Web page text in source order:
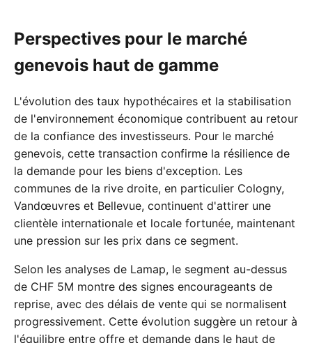
Perspectives pour le marché
genevois haut de gamme
L'évolution des taux hypothécaires et la stabilisation
de l'environnement économique contribuent au retour
de la confiance des investisseurs. Pour le marché
genevois, cette transaction confirme la résilience de
la demande pour les biens d'exception. Les
communes de la rive droite, en particulier Cologny,
Vandœuvres et Bellevue, continuent d'attirer une
clientèle internationale et locale fortunée, maintenant
une pression sur les prix dans ce segment.
Selon les analyses de Lamap, le segment au-dessus
de CHF 5M montre des signes encourageants de
reprise, avec des délais de vente qui se normalisent
progressivement. Cette évolution suggère un retour à
l'équilibre entre offre et demande dans le haut de